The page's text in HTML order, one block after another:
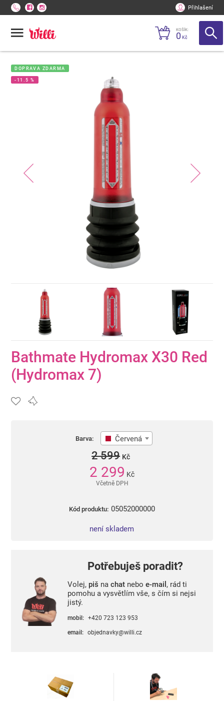
Přihlašení
KOŠÍK:
0 Kč
DOPRAVA ZDARMA
-11.5 %
Bathmate Hydromax X30 Red
(Hydromax 7)
Barva: Červená
2 599 Kč
2 299 Kč
Včetně DPH
Kód produktu: 05052000000
není skladem
Potřebuješ poradit?
Volej, piš na chatnebo e-mail , rád ti
pomohu a vysvětlím vše, s čím si nejsi
jistý.
mobil: +420 723 123 953
email: objednavky@willi.cz